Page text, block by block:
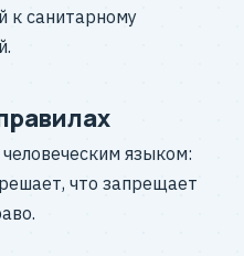
к санитарному
языком:
что запрещает